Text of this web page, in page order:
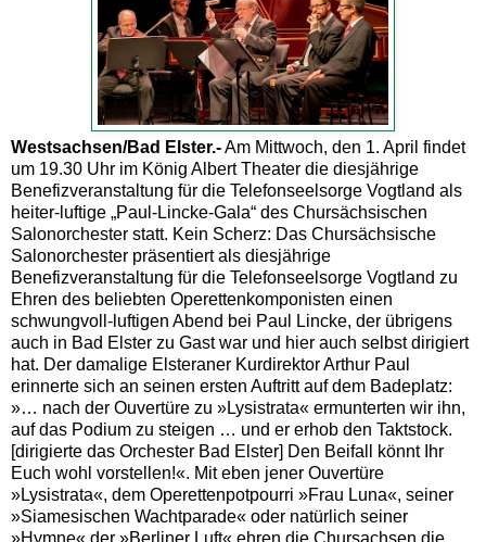
Westsachsen/Bad Elster.-Am Mittwoch, den 1. April findet
um 19.30 Uhr im König Albert Theater die diesjährige
Benefizveranstaltung für die Telefonseelsorge Vogtland als
heiter-luftige „Paul-Lincke-Gala“ des Chursächsischen
Salonorchester statt. Kein Scherz: Das Chursächsische
Salonorchester präsentiert als diesjährige
Benefizveranstaltung für die Telefonseelsorge Vogtland zu
Ehren des beliebten Operettenkomponisten einen
schwungvoll-luftigen Abend bei Paul Lincke, der übrigens
auch in Bad Elster zu Gast war und hier auch selbst dirigiert
hat. Der damalige Elsteraner Kurdirektor Arthur Paul
erinnerte sich an seinen ersten Auftritt auf dem Badeplatz:
»… nach der Ouvertüre zu »Lysistrata« ermunterten wir ihn,
auf das Podium zu steigen … und er erhob den Taktstock.
[dirigierte das Orchester Bad Elster] Den Beifall könnt Ihr
Euch wohl vorstellen!«. Mit eben jener Ouvertüre
»Lysistrata«, dem Operettenpotpourri »Frau Luna«, seiner
»Siamesischen Wachtparade« oder natürlich seiner
»Hymne« der »Berliner Luft« ehren die Chursachsen die